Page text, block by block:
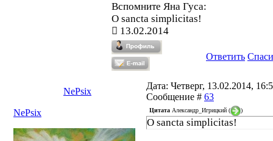
Вспомните Яна Гуса:
O sancta simplicitas!
13.02.2014
Ответить
NePsix
Дата: Четверг, 13.02.2014,
Сообщение # 63
NePsix
Цитата Александр_Игрицкий ( )
O sancta simplicitas!